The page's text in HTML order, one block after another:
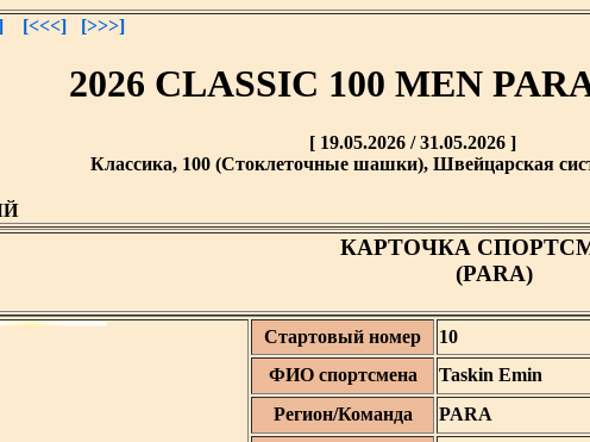
[<<<] [>>>]
2026 CLASSIC 100 MEN
[ 19.05.2026 / 31.05.2026 ]
Классика, 100 (Стоклеточные шашки), Швейцарская
КАРТОЧКА
(PARA)
Стартовый номер 10
ФИО спортсмена
Taskin Emin
Регион/Команда
PARA